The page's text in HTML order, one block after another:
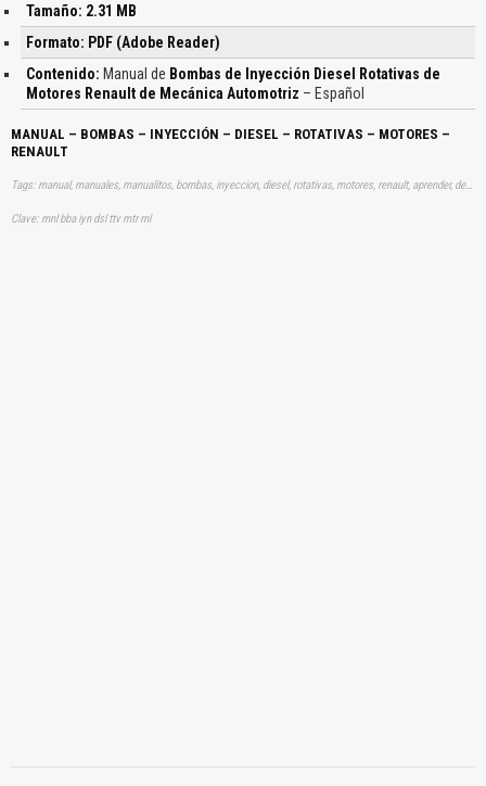
Tamaño: 2.31 MB
Formato: PDF (Adobe Reader)
Contenido: Manual de Bombas de Inyección Diesel Rotativas de
Motores Renault de Mecánica Automotriz – Español
MANUAL – BOMBAS – INYECCIÓN – DIESEL – ROTATIVAS – MOTORES –
RENAULT
Tags: manual, manuales, manualitos, bombas, inyeccion, diesel, rotativas, motores, renault, aprender, descargas
Clave: mnl bba iyn dsl ttv mtr rnl